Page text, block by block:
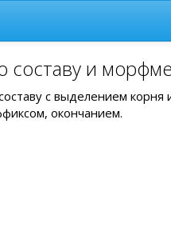
и
с выделением
окончанием.